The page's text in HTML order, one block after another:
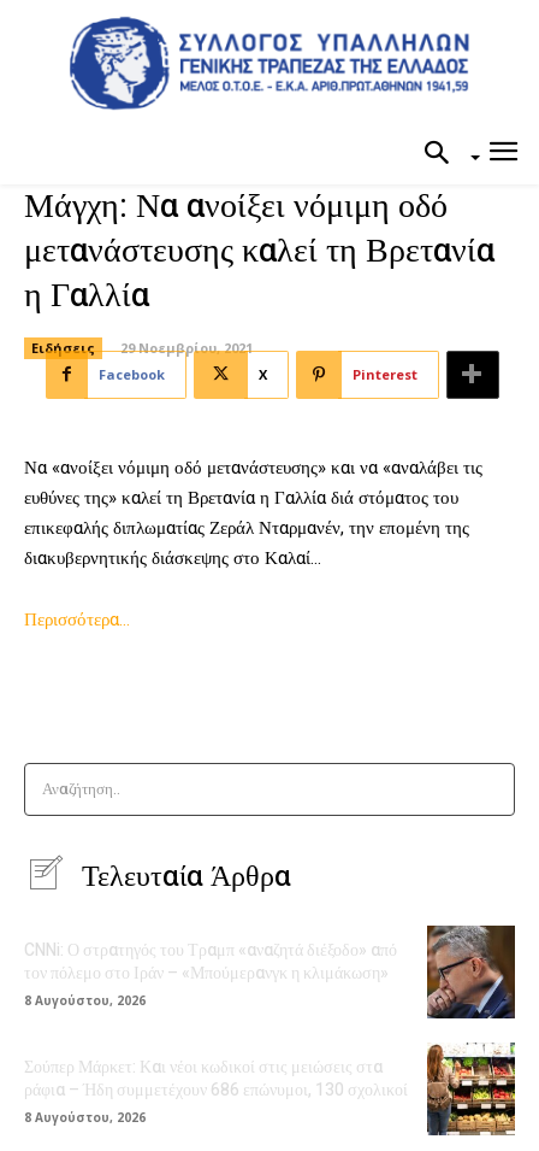
Μάγχη: Να ανοίξει νόμιμη οδό
μετανάστευσης καλεί τη Βρετανία
η Γαλλία
Ειδήσεις
29 Νοεμβρίου, 2021
Facebook
X Pinterest
Να «ανοίξει νόμιμη οδό μετανάστευσης» και να «αναλάβει τις
ευθύνες της» καλεί τη Βρετανία η Γαλλία διά στόματος του
επικεφαλής διπλωματίας Ζεράλ Νταρμανέν, την επομένη της
διακυβερνητικής διάσκεψης στο Καλαί…
Περισσότερα…
Αναζήτηση..
Τελευταία Άρθρα
CNNi: Ο στρατηγός του Τραμπ «αναζητά διέξοδο» από
τον πόλεμο στο Ιράν – «Μπούμερανγκ η κλιμάκωση»
8 Αυγούστου, 2026
Σούπερ Μάρκετ: Και νέοι κωδικοί στις μειώσεις στα
ράφια – Ήδη συμμετέχουν 686 επώνυμοι, 130 σχολικοί
8 Αυγούστου, 2026